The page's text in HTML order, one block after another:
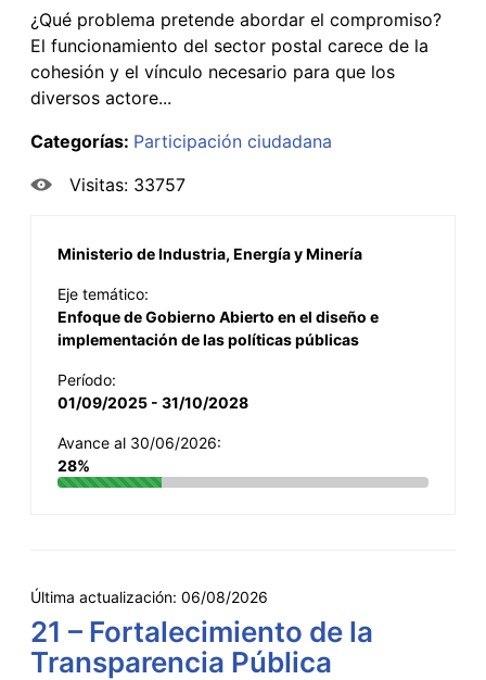
¿Qué problema pretende abordar el compromiso?
El funcionamiento del sector postal carece de la
cohesión y el vínculo necesario para que los
diversos actore...
Categorías: Participación ciudadana
Visitas: 33757
Ministerio de Industria, Energía y Minería
Eje temático:
Enfoque de Gobierno Abierto en el diseño e
implementación de las políticas públicas
Período:
01/09/2025 - 31/10/2028
Avance al 30/06/2026:
28%
Última actualización: 06/08/2026
21 – Fortalecimiento de la
Transparencia Pública